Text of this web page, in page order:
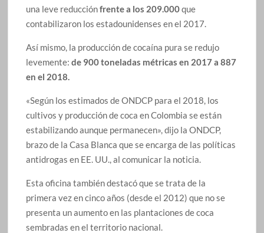
una leve reducciónfrente a los 209.000que
contabilizaron los estadounidenses en el 2017.
Así mismo, la producción de cocaína pura se redujo
levemente:de 900 toneladas métricas en 2017 a 887
en el 2018.
«Según los estimados de ONDCP para el 2018, los
cultivos y producción de coca en Colombia se están
estabilizando aunque permanecen», dijo la ONDCP,
brazo de la Casa Blanca que se encarga de las políticas
antidrogas en EE. UU., al comunicar la noticia.
Esta oficina también destacó que se trata de la
primera vez en cinco años (desde el 2012) que no se
presenta un aumento en las plantaciones de coca
sembradas en el territorio nacional.